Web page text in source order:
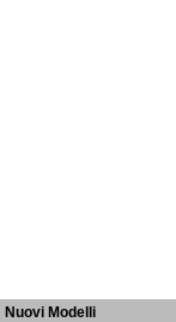
Nuovi Modelli